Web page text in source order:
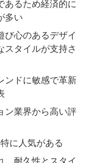
あるため経済的に
多い
び心のあるデザイ
スタイルが支持さ
ンドに敏感で革新
ン業界から高い評
に人気がある
、耐久性とスタイ